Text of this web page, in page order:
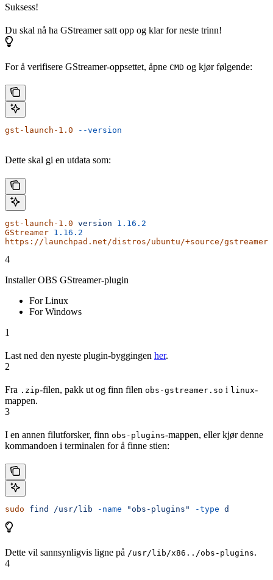
Suksess!
Du skal nå ha GStreamer satt opp og klar for neste trinn!
For å verifisere GStreamer-oppsettet, åpne CMD og kjør følgende:
gst-launch-1.0 --version
Dette skal gi en utdata som:
gst-launch-1.0 version 1.16.2
GStreamer 1.16.2
https://launchpad.net/distros/ubuntu/+source/
4
Installer OBS GStreamer-plugin
For Linux
For Windows
1
Last ned den nyeste plugin-byggingen her.
2
Fra .zip-filen, pakk ut og finn filen obs-gstreamer.so i linux-
mappen.
3
I en annen filutforsker, finn obs-plugins-mappen, eller kjør denne
kommandoen i terminalen for å finne stien:
sudo find /usr/lib -name "obs-plugins" -type d
Dette vil sannsynligvis ligne på /usr/lib/x86../obs-plugins.
4